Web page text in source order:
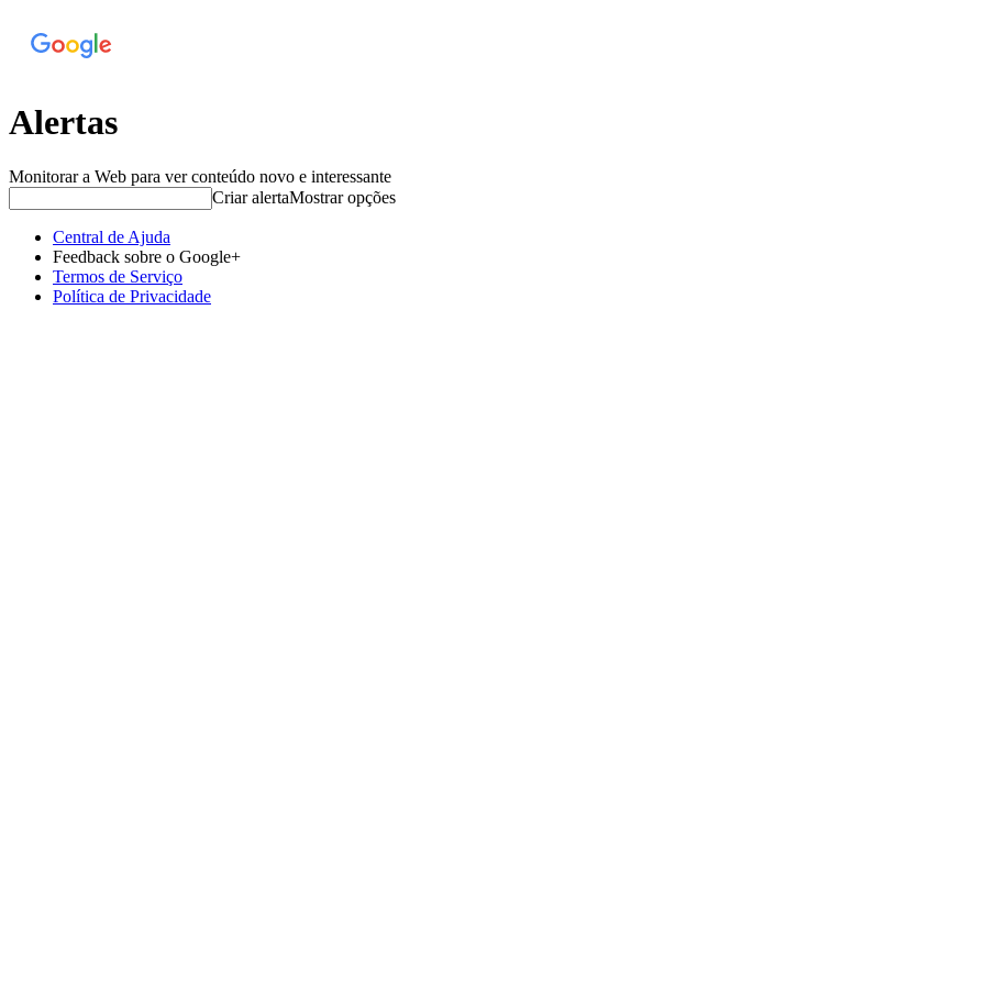
Alertas
Monitorar a Web para ver conteúdo novo e interessante
Criar alertaMostrar opções
Central de Ajuda
Feedback sobre o Google+
Termos de Serviço
Política de Privacidade